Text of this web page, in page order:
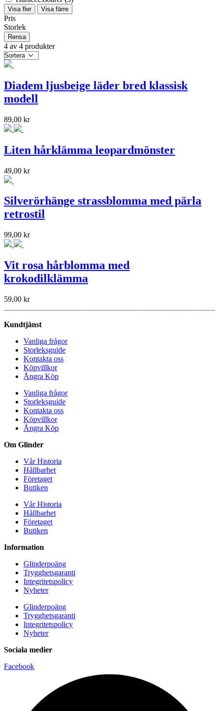
Visa fler Visa färre
Pris
Storlek
Rensa
4 av 4 produkter
Diadem ljusbeige läder bred klassisk
modell
89,00 kr
Liten hårklämma leopardmönster
49,00 kr
Silverörhänge strassblomma med pärla
retrostil
99,00 kr
Vit rosa hårblomma med
krokodilklämma
59,00 kr
Kundtjänst
Vanliga frågor
Storleksguide
Kontakta oss
Köpvillkor
Ångra Köp
Vanliga frågor
Storleksguide
Kontakta oss
Köpvillkor
Ångra Köp
Om Glinder
Vår Historia
Hållbarhet
Företaget
Butiken
Vår Historia
Hållbarhet
Företaget
Butiken
Information
Glinderpoäng
Trygghetsgaranti
Integritetspolicy
Nyheter
Glinderpoäng
Trygghetsgaranti
Integritetspolicy
Nyheter
Sociala medier
Facebook